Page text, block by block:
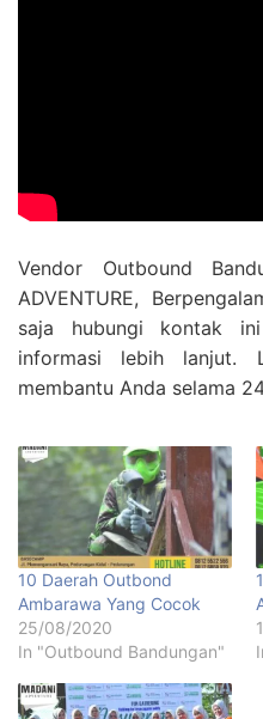
Vendor Outbound
ADVENTURE,
saja hubungi kontak
informasi lebih lanjut.
membantu Anda selama
10 Daerah Outbond
Ambarawa Yang Cocok
25/08/2020
In "Outbound Bandungan"